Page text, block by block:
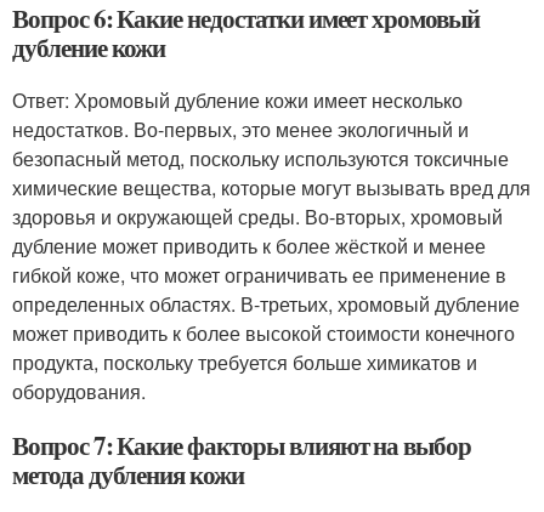
Вопрос 6: Какие недостатки имеет хромовый
дубление кожи
Ответ: Хромовый дубление кожи имеет несколько
недостатков. Во-первых, это менее экологичный и
безопасный метод, поскольку используются токсичные
химические вещества, которые могут вызывать вред для
здоровья и окружающей среды. Во-вторых, хромовый
дубление может приводить к более жёсткой и менее
гибкой коже, что может ограничивать ее применение в
определенных областях. В-третьих, хромовый дубление
может приводить к более высокой стоимости конечного
продукта, поскольку требуется больше химикатов и
оборудования.
Вопрос 7: Какие факторы влияют на выбор
метода дубления кожи